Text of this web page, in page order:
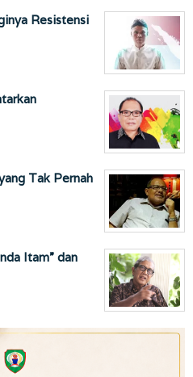
Resistensi
Tak Pernah
Itam” dan